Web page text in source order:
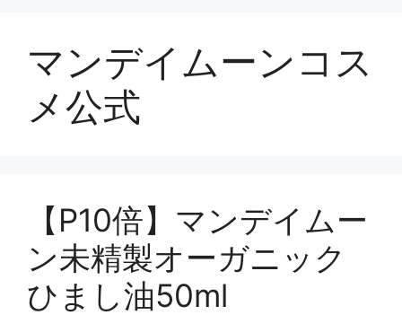
ュ
マンデイムーンコス
メ公式
【P10倍】マンデイムー
ン未精製オーガニック
ひまし油50ml